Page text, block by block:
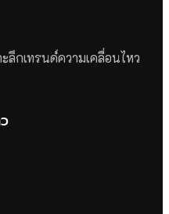
ลึกเทรนด์ความเคลื่อนไหว